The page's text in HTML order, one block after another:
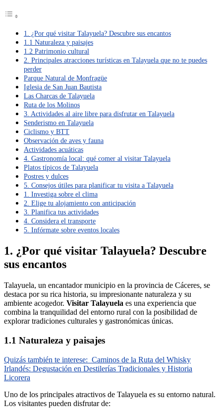
1. ¿Por qué visitar Talayuela? Descubre sus encantos
1.1 Naturaleza y paisajes
1.2 Patrimonio cultural
2. Principales atracciones turísticas en Talayuela que no te puedes
perder
Parque Natural de Monfragüe
Iglesia de San Juan Bautista
Las Charcas de Talayuela
Ruta de los Molinos
3. Actividades al aire libre para disfrutar en Talayuela
Senderismo en Talayuela
Ciclismo y BTT
Observación de aves y fauna
Actividades acuáticas
4. Gastronomía local: qué comer al visitar Talayuela
Platos típicos de Talayuela
Postres y dulces
5. Consejos útiles para planificar tu visita a Talayuela
1. Investiga sobre el clima
2. Elige tu alojamiento con anticipación
3. Planifica tus actividades
4. Considera el transporte
5. Infórmate sobre eventos locales
1. ¿Por qué visitar Talayuela? Descubre
sus encantos
Talayuela, un encantador municipio en la provincia de Cáceres, se
destaca por su rica historia, su impresionante naturaleza y su
ambiente acogedor. Visitar Talayuela es una experiencia que
combina la tranquilidad del entorno rural con la posibilidad de
explorar tradiciones culturales y gastronómicas únicas.
1.1 Naturaleza y paisajes
Quizás también te interese: Caminos de la Ruta del Whisky
Irlandés: Degustación en Destilerías Tradicionales y Historia
Licorera
Uno de los principales atractivos de Talayuela es su entorno natural.
Los visitantes pueden disfrutar de: